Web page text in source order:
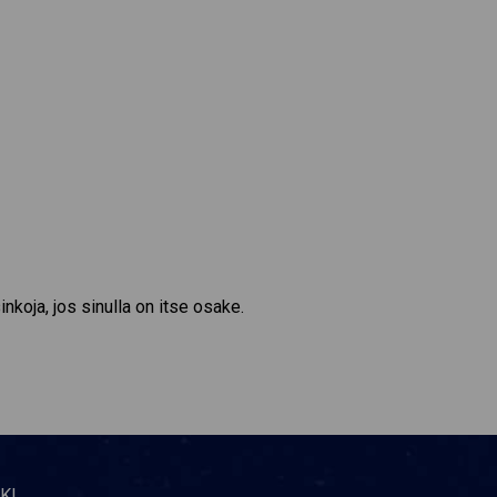
jos sinulla on itse osake.